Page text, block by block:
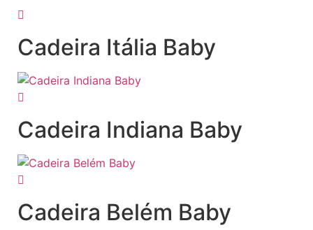
Cadeira Itália Baby
Cadeira Indiana Baby
Cadeira Belém Baby